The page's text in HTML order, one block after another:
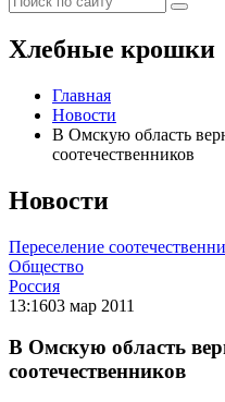
Хлебные крошки
Главная
Новости
В Омскую область
соотечественников
Новости
Переселение
Общество
Россия
13:1603 мар 2011
В Омскую область
соотечественников